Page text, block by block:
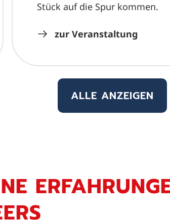
Stück auf die Spur kommen.
zur Veranstaltung
ALLE ANZEIGEN